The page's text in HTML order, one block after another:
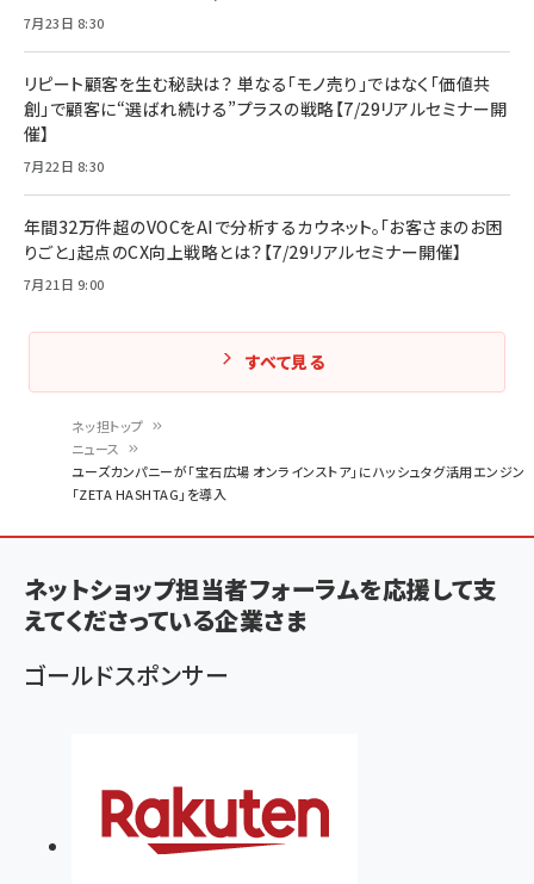
く
ず
ネッ担トップ
ニュース
ユーズカンパニーが「宝石広場 オンラインストア」にハッシュタグ活用エンジン
「ZETA HASHTAG」を導入
7月23日 8:30
リピート顧客を生む秘訣は？ 単なる「モノ売り」ではなく「価値共
創」で顧客に“選ばれ続ける”プラスの戦略【7/29リアルセミナー開
催】
7月22日 8:30
年間32万件超のVOCをAIで分析するカウネット。「お客さまのお困
りごと」起点のCX向上戦略とは？【7/29リアルセミナー開催】
7月21日 9:00
すべて見る
ネットショップ担当者フォーラムを応援して支
えてくださっている企業さま
ゴールドスポンサー